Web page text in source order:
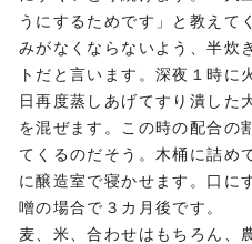
うにするためです」と教えて
みがなくならないよう、半炊
トだと言います。深夜１時に
日再度蒸しあげてすり潰した
を混ぜます。この時の配合の
てくるのだそう。木桶に詰め
に醸造室で寝かせます。口に
噌の場合で３カ月後です。
麦、米、合わせはもちろん、